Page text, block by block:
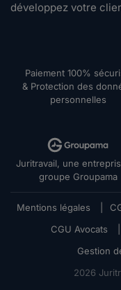
développez votre
Paiement 100%
& Protection des
personnelles
Juritravail, une
groupe Groupama
Mentions légales
CGU Avocats
Gestion
2026